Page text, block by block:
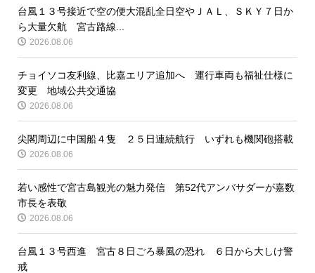
台風１３号接近で空の便大混乱全日空やＪＡＬ、ＳＫＹ７日か
ら大量欠航 宮古路線...
2026.08.06
チョイソコ友利線、比嘉エリア追加へ 運行車両も福祉仕様に
変更 地域公共交通協
2026.08.06
尖閣周辺に中国船４隻 ２５日連続航行 いずれも機関砲搭載
2026.08.06
若い感性で宮古島観光の魅力発信 第52代アンバサダーが嘉数
市長を表敬
2026.08.06
台風１３号西進 宮古８日ごろ暴風の恐れ ６日から大しけ警
戒